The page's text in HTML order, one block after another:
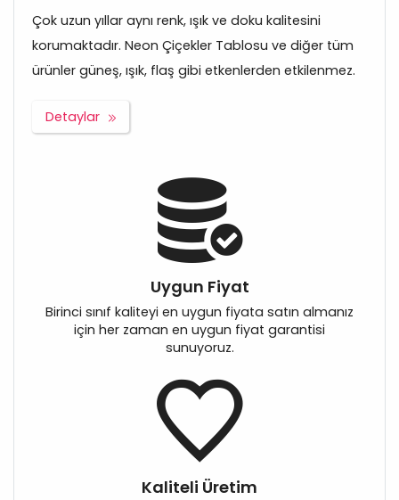
Çok uzun yıllar aynı renk, ışık ve doku kalitesini
korumaktadır. Neon Çiçekler Tablosu ve diğer tüm
ürünler güneş, ışık, flaş gibi etkenlerden etkilenmez.
Detaylar
Uygun Fiyat
Birinci sınıf kaliteyi en uygun fiyata satın almanız
için her zaman en uygun fiyat garantisi
sunuyoruz.
Kaliteli Üretim